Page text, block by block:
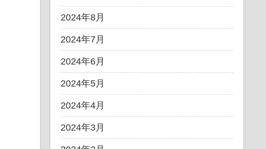
2024年8月
2024年7月
2024年6月
2024年5月
2024年4月
2024年3月